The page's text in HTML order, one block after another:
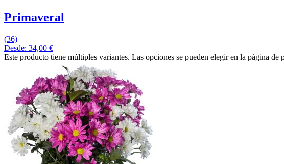
Primaveral
(36)
Desde: 34,00 €
Este producto tiene múltiples variantes. Las opciones se pueden elegir en la página de